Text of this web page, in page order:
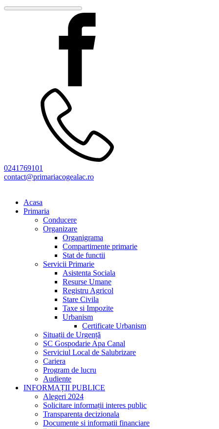
0241769101
contact@primariacogealac.ro
Acasa
Primaria
Conducere
Organizare
Organigrama
Compartimente primarie
Stat de functii
Servicii Primarie
Asistenta Sociala
Resurse Umane
Registru Agricol
Stare Civila
Taxe si Impozite
Urbanism
Certificate Urbanism
Situații de Urgență
SC Gospodarie Apa Canal
Serviciul Local de Salubrizare
Cariera
Program de lucru
Audiente
INFORMAȚII PUBLICE
Alegeri 2024
Solicitare informații interes public
Transparenta decizionala
Documente si informatii financiare